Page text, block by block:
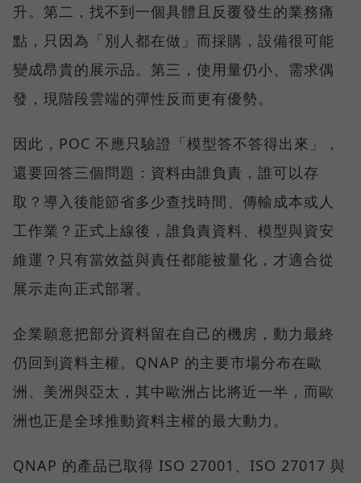
升。第二，找不到一個具體且反覆發生的業務痛
點，只因為「別人都在做」而採購，設備很可能
變成昂貴的展示品。第三，使用量仍小、需求偶
發，現階段雲端的彈性反而更有優勢。
因此，POC 不應只驗證「模型答不答得出來」，
還要回答三個問題：資料由誰負責，誰可以存
取？導入後能節省多少查找時間、傳輸成本或人
工作業？正式上線後，誰負責資料、模型與資安
維運？只有當效益與責任都能被量化，才適合從
展示走向正式部署。
企業願意把部分資料留在自己的機房，動力最終
仍回到資料主權。QNAP 的主要市場分布在歐
洲、美洲與亞太，其中歐洲占比將近一半，而歐
洲也正是全球推動資料主權的最大動力。
QNAP 的產品已取得 ISO 27001、ISO 27017 與